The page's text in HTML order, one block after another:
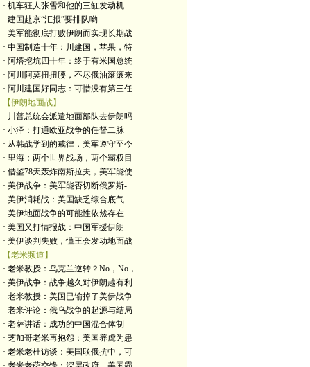
· 机车狂人张雪和他的三缸发动机
· 建国赴京“汇报”要排队哟
· 美军能彻底打败伊朗而实现长期战
· 中国制造十年：川建国，苹果，特
· 阿塔挖坑四十年：终于有米国总统
· 阿川阿莫扭扭腰，不尽俄油滚滚来
· 阿川建国好同志：可惜没有第三任
【伊朗地面战】
· 川普总统会派遣地面部队去伊朗吗
· 小泽：打通欧亚战争的任督二脉
· 从韩战学到的戒律，美军遵守至今
· 里海：两个世界战场，两个霸权目
· 借鉴78天轰炸南斯拉夫，美军能使
· 美伊战争：美军能否切断俄罗斯-
· 美伊消耗战：美国缺乏综合底气
· 美伊地面战争的可能性依然存在
· 美国又打情报战：中国军援伊朗
· 美伊谈判失败，懂王会发动地面战
【老米频道】
· 老米教授：乌克兰逆转？No，No，
· 美伊战争：战争越久对伊朗越有利
· 老米教授：美国已输掉了美伊战争
· 老米评论：俄乌战争的起源与结局
· 老萨讲话：成功的中国混合体制
· 芝加哥老米再抱怨：美国养虎为患
· 老米老杜访谈：美国联俄抗中，可